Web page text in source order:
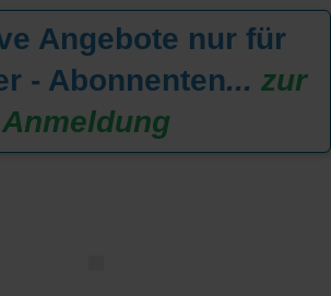
Angebote nur für
- Abonnenten... zur
Anmeldung